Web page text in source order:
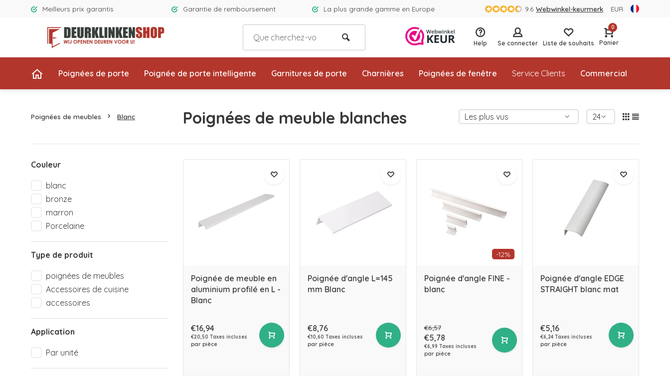
Meilleurs prix garantis Garantie de remboursement La plus grande gamme en Europe 9.6 Webwinkel-keurmerk EUR
Help Se connecter Liste de souhaits
0
Panier
Poignées de porte Poignée de porte intelligente Garnitures de porte Charnières Poignées de fenêtre Service Clients Commercial
Poignées de meubles Blanc Poignées de meuble blanches
Couleur
blanc
bronze
marron
Porcelaine
Type de produit
poignées de meubles
Accessoires de cuisine
accessoires
Application
Par unité
Poignée de meuble en
aluminium profilé en L -
Blanc
€16,94
€20,50 Taxes incluses
par pièce
Poignée d'angle L=145
mm Blanc
€8,76
€10,60 Taxes incluses
par pièce
-12%
Poignée d'angle FINE -
blanc
€6,57
€5,78
€6,99 Taxes incluses
par pièce
Poignée d'angle EDGE
STRAIGHT blanc mat
€5,16
€6,24 Taxes incluses
par pièce